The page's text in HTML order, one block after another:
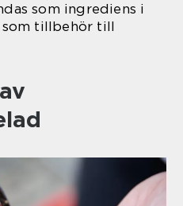
som ingrediens i
som tillbehör till